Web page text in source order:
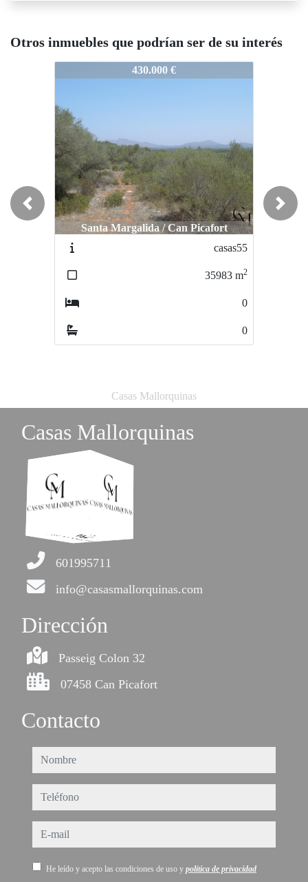
Otros inmuebles que podrían ser de su interés
430.000 €
Santa Margalida / Can Picafort
casas55
35983m2
casas269
Alcúdia / Alcudia
Previous Next
Casas Mallorquinas
Casas Mallorquinas
601995711
info@casasmallorquinas.com
Dirección
Passeig Colon 32
07458 Can Picafort
Contacto
nombre
teléfono
e-mail
He leído y acepto las condiciones de uso y política de privacidad